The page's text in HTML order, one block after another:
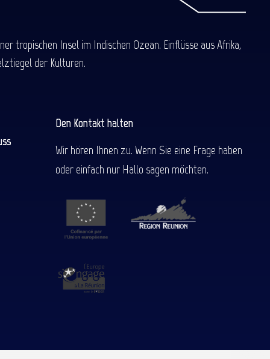
tropischen Insel im Indischen Ozean. Einflüsse aus Afrika,
der Kulturen.
Den Kontakt halten
Wir hören Ihnen zu. Wenn Sie eine Frage haben
oder einfach nur Hallo sagen möchten.